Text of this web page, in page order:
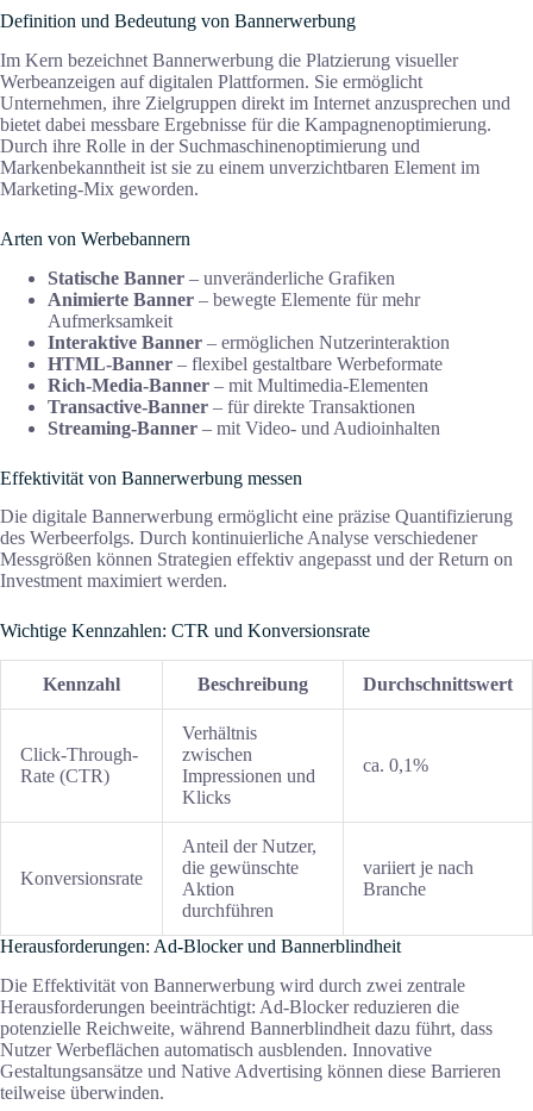
Definition und Bedeutung von Bannerwerbung
Im Kern bezeichnet Bannerwerbung die Platzierung visueller
Werbeanzeigen auf digitalen Plattformen. Sie ermöglicht
Unternehmen, ihre Zielgruppen direkt im Internet anzusprechen und
bietet dabei messbare Ergebnisse für die Kampagnenoptimierung.
Durch ihre Rolle in der Suchmaschinenoptimierung und
Markenbekanntheit ist sie zu einem unverzichtbaren Element im
Marketing-Mix geworden.
Arten von Werbebannern
Statische Banner – unveränderliche Grafiken
Animierte Banner – bewegte Elemente für mehr
Aufmerksamkeit
Interaktive Banner – ermöglichen Nutzerinteraktion
HTML-Banner – flexibel gestaltbare Werbeformate
Rich-Media-Banner – mit Multimedia-Elementen
Transactive-Banner – für direkte Transaktionen
Streaming-Banner – mit Video- und Audioinhalten
Effektivität von Bannerwerbung messen
Die digitale Bannerwerbung ermöglicht eine präzise Quantifizierung
des Werbeerfolgs. Durch kontinuierliche Analyse verschiedener
Messgrößen können Strategien effektiv angepasst und der Return on
Investment maximiert werden.
Wichtige Kennzahlen: CTR und Konversionsrate
Kennzahl Beschreibung Durchschnittswert
Click-Through-
Rate (CTR)
Verhältnis
zwischen
Impressionen und
Klicks
ca. 0,1%
Konversionsrate
Anteil der Nutzer,
die gewünschte
Aktion
durchführen
variiert je nach
Branche
Herausforderungen: Ad-Blocker und Bannerblindheit
Die Effektivität von Bannerwerbung wird durch zwei zentrale
Herausforderungen beeinträchtigt: Ad-Blocker reduzieren die
potenzielle Reichweite, während Bannerblindheit dazu führt, dass
Nutzer Werbeflächen automatisch ausblenden. Innovative
Gestaltungsansätze und Native Advertising können diese Barrieren
teilweise überwinden.